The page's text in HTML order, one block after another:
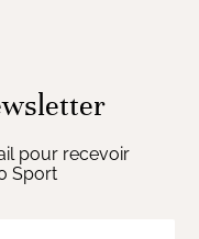
pour recevoir
Sport